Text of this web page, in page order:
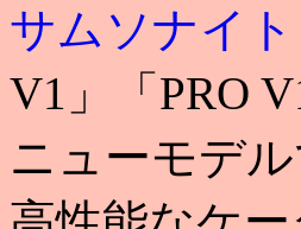
サムソナイ
V1」「PRO
ニューモデ